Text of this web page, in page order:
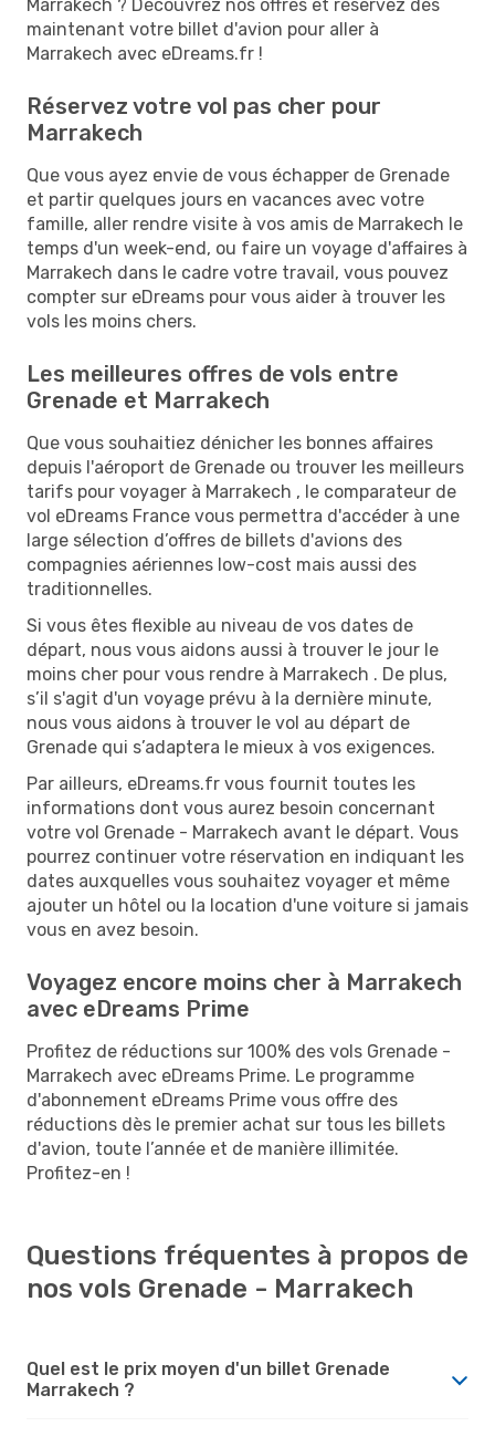
Marrakech ? Découvrez nos offres et réservez dès
maintenant votre billet d'avion pour aller à
Marrakech avec eDreams.fr !
Réservez votre vol pas cher pour
Marrakech
Que vous ayez envie de vous échapper de Grenade
et partir quelques jours en vacances avec votre
famille, aller rendre visite à vos amis de Marrakech le
temps d'un week-end, ou faire un voyage d'affaires à
Marrakech dans le cadre votre travail, vous pouvez
compter sur eDreams pour vous aider à trouver les
vols les moins chers.
Les meilleures offres de vols entre
Grenade et Marrakech
Que vous souhaitiez dénicher les bonnes affaires
depuis l'aéroport de Grenade ou trouver les meilleurs
tarifs pour voyager à Marrakech , le comparateur de
vol eDreams France vous permettra d'accéder à une
large sélection d’offres de billets d'avions des
compagnies aériennes low-cost mais aussi des
traditionnelles.
Si vous êtes flexible au niveau de vos dates de
départ, nous vous aidons aussi à trouver le jour le
moins cher pour vous rendre à Marrakech . De plus,
s’il s'agit d'un voyage prévu à la dernière minute,
nous vous aidons à trouver le vol au départ de
Grenade qui s’adaptera le mieux à vos exigences.
Par ailleurs, eDreams.fr vous fournit toutes les
informations dont vous aurez besoin concernant
votre vol Grenade - Marrakech avant le départ. Vous
pourrez continuer votre réservation en indiquant les
dates auxquelles vous souhaitez voyager et même
ajouter un hôtel ou la location d'une voiture si jamais
vous en avez besoin.
Voyagez encore moins cher à Marrakech
avec eDreams Prime
Profitez de réductions sur 100% des vols Grenade -
Marrakech avec eDreams Prime. Le programme
d'abonnement eDreams Prime vous offre des
réductions dès le premier achat sur tous les billets
d'avion, toute l’année et de manière illimitée.
Profitez-en !
Questions fréquentes à propos de
nos vols Grenade - Marrakech
Quel est le prix moyen d'un billet Grenade
Marrakech ?